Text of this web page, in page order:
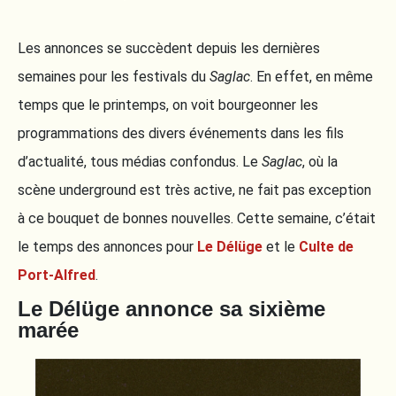
Les annonces se succèdent depuis les dernières
semaines pour les festivals du Saglac. En effet, en même
temps que le printemps, on voit bourgeonner les
programmations des divers événements dans les fils
d’actualité, tous médias confondus. Le Saglac, où la
scène underground est très active, ne fait pas exception
à ce bouquet de bonnes nouvelles. Cette semaine, c’était
le temps des annonces pour Le Délüge et le Culte de
Port-Alfred.
Le Délüge annonce sa sixième
marée